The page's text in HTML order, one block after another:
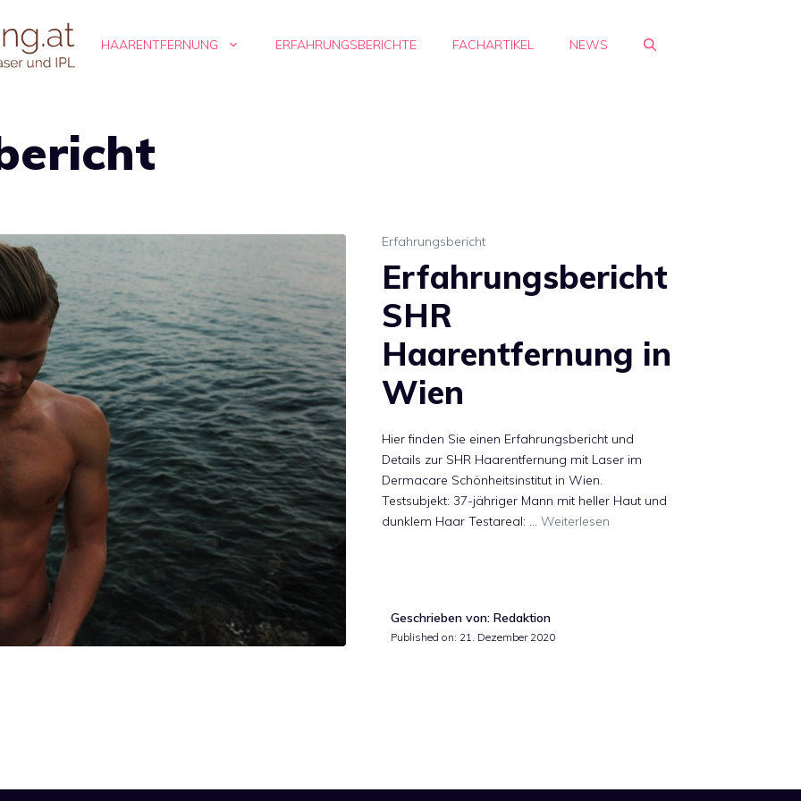
HAARENTFERNUNG ERFAHRUNGSBERICHTE FACHARTIKEL NEWS
Erfahrungsbericht
Erfahrungsbericht
SHR
Haarentfernung in
Wien
Hier finden Sie einen Erfahrungsbericht und
Details zur SHR Haarentfernung mit Laser im
Dermacare Schönheitsinstitut in Wien.
Testsubjekt: 37-jähriger Mann mit heller Haut und
dunklem Haar Testareal: …Weiterlesen
Geschrieben von: Redaktion
Published on: 21. Dezember 2020